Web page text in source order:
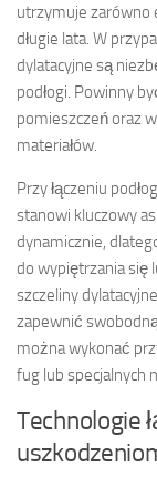
utrzymuje zarówno
długie lata. W
dylatacyjne są
podłogi. Powinny
pomieszczeń oraz
materiałów.
Przy łączeniu
stanowi kluczowy
dynamicznie,
do wypiętrzania się
szczeliny
zapewnić
można wykonać
fug lub specjalnych
Technologie